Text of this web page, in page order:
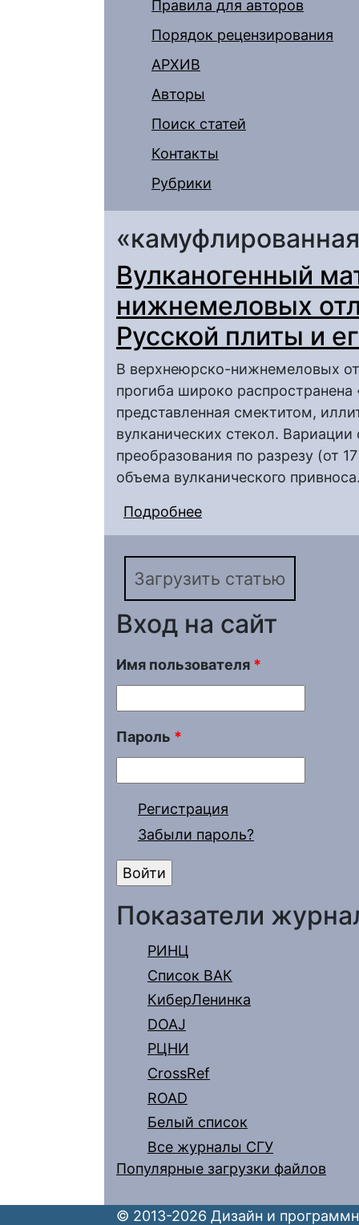
Правила для авторов
Порядок рецензирования
АРХИВ
Авторы
Поиск статей
Контакты
Рубрики
Вулканогенный
нижнемеловых
Русской плиты и
В верхнеюрско-нижнемеловых
прогиба широко
представленная смектитом,
вулканических стекол.
преобразования по разрезу (от
объема вулканического
Подробнее
отложениях востока
Загрузить статью
Вход на сайт
Имя пользователя *
Пароль *
Регистрация
Забыли пароль?
Показатели
РИНЦ
Список ВАК
КиберЛенинка
DOAJ
РЦНИ
CrossRef
ROAD
Белый список
Все журналы СГУ
Популярные загрузки файлов
© 2013-2026 Дизайн и